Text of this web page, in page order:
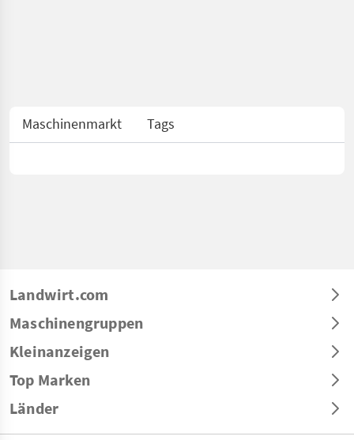
Maschinenmarkt Tags
Landwirt.com
Maschinengruppen
Kleinanzeigen
Top Marken
Länder